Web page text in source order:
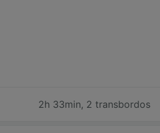
2h 33min, 2 transbordos